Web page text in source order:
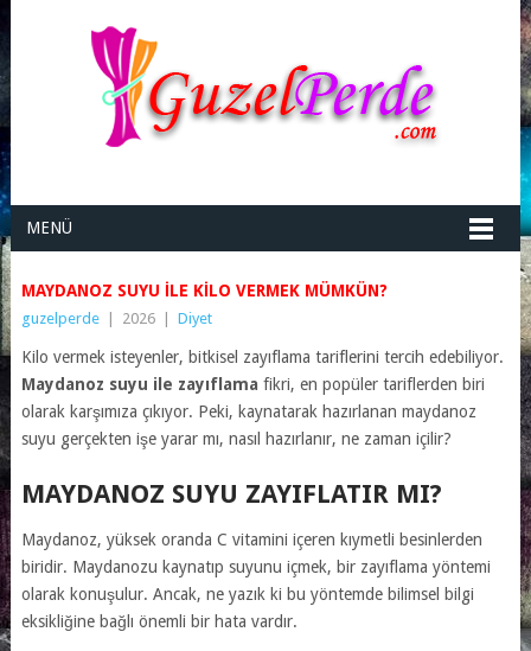
MENÜ
MAYDANOZ SUYU ILE KILO VERMEK MÜMKÜN?
guzelperde 2026 Diyet
Kilo vermek isteyenler, bitkisel zayıflama tariflerini tercih edebiliyor.
Maydanoz suyu ile zayıflama fikri, en popüler tariflerden biri
olarak karşımıza çıkıyor. Peki, kaynatarak hazırlanan maydanoz
suyu gerçekten işe yarar mı, nasıl hazırlanır, ne zaman içilir?
MAYDANOZ SUYU ZAYIFLATIR MI?
Maydanoz, yüksek oranda C vitamini içeren kıymetli besinlerden
biridir. Maydanozu kaynatıp suyunu içmek, bir zayıflama yöntemi
olarak konuşulur. Ancak, ne yazık ki bu yöntemde bilimsel bilgi
eksikliğine bağlı önemli bir hata vardır.